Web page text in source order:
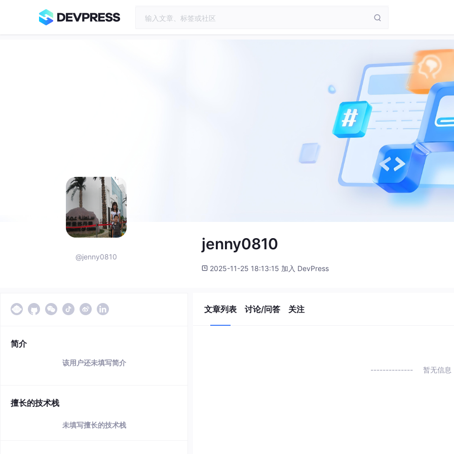
@jenny0810
jenny0810
2025-11-25 18:13:15 加入 DevPress
简介
该用户还未填写简介
擅长的技术栈
未填写擅长的技术栈
文章列表 讨论/问答 关注
暂无信息